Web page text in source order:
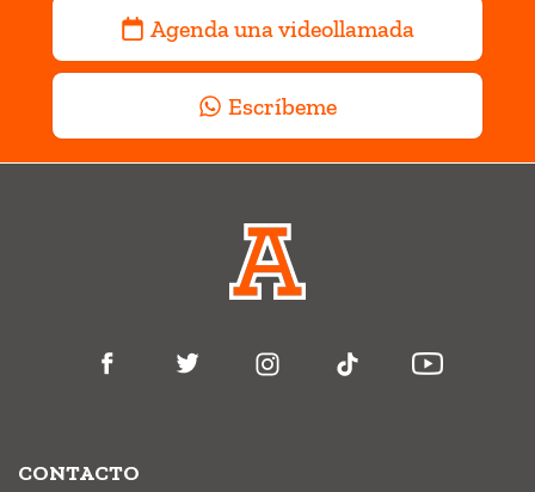
Agenda una videollamada
Escríbeme
CONTACTO